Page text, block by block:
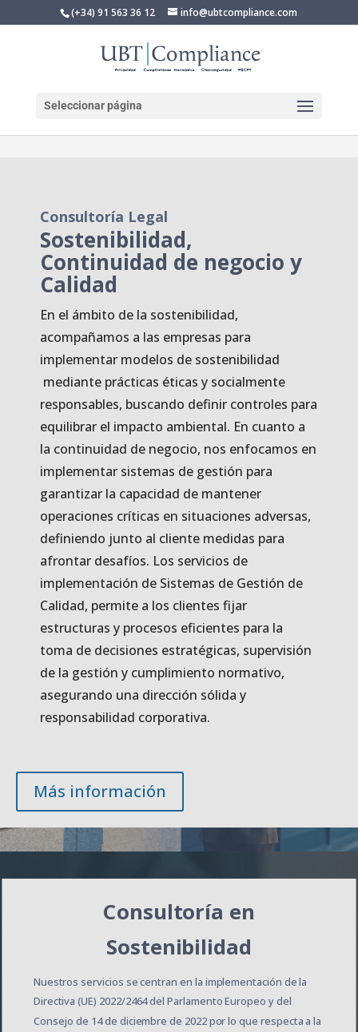
(+34) 91 563 36 12 info@ubtcompliance.com
Seleccionar página
Consultoría Legal
Sostenibilidad,
Continuidad de negocio y
Calidad
En el ámbito de la sostenibilidad,
acompañamos a las empresas para
implementar modelos de sostenibilidad
mediante prácticas éticas y socialmente
responsables, buscando definir controles para
equilibrar el impacto ambiental. En cuanto a
la continuidad de negocio, nos enfocamos en
implementar sistemas de gestión para
garantizar la capacidad de mantener
operaciones críticas en situaciones adversas,
definiendo junto al cliente medidas para
afrontar desafíos. Los servicios de
implementación de Sistemas de Gestión de
Calidad, permite a los clientes fijar
estructuras y procesos eficientes para la
toma de decisiones estratégicas, supervisión
de la gestión y cumplimiento normativo,
asegurando una dirección sólida y
responsabilidad corporativa.
Más información
Consultoría en
Sostenibilidad
Nuestros servicios se centran en la implementación de la
Directiva (UE) 2022/2464 del Parlamento Europeo y del
Consejo de 14 de diciembre de 2022 por lo que respecta a la